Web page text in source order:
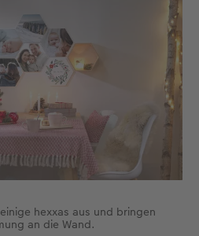
hexxas aus und bringen
an die Wand.